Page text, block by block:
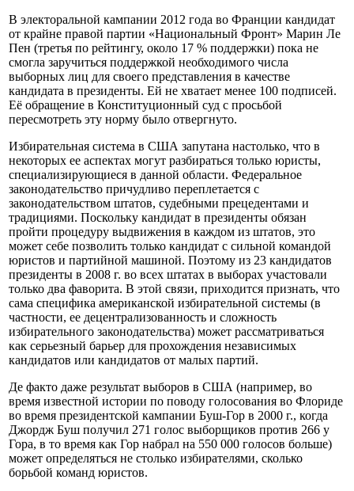
В электоральной кампании 2012 года во Франции кандидат
от крайне правой партии «Национальный Фронт» Марин Ле
Пен (третья по рейтингу, около 17 % поддержки) пока не
смогла заручиться поддержкой необходимого числа
выборных лиц для своего представления в качестве
кандидата в президенты. Ей не хватает менее 100 подписей.
Её обращение в Конституционный суд с просьбой
пересмотреть эту норму было отвергнуто.
Избирательная система в США запутана настолько, что в
некоторых ее аспектах могут разбираться только юристы,
специализирующиеся в данной области. Федеральное
законодательство причудливо переплетается с
законодательством штатов, судебными прецедентами и
традициями. Поскольку кандидат в президенты обязан
пройти процедуру выдвижения в каждом из штатов, это
может себе позволить только кандидат с сильной командой
юристов и партийной машиной. Поэтому из 23 кандидатов
президенты в 2008 г. во всех штатах в выборах участовали
только два фаворита. В этой связи, приходится признать, что
сама специфика американской избирательной системы (в
частности, ее децентрализованность и сложность
избирательного законодательства) может рассматриваться
как серьезный барьер для прохождения независимых
кандидатов или кандидатов от малых партий.
Де факто даже результат выборов в США (например, во
время известной истории по поводу голосования во Флориде
во время президентской кампании Буш-Гор в 2000 г., когда
Джордж Буш получил 271 голос выборщиков против 266 у
Гора, в то время как Гор набрал на 550 000 голосов больше)
может определяться не столько избирателями, сколько
борьбой команд юристов.